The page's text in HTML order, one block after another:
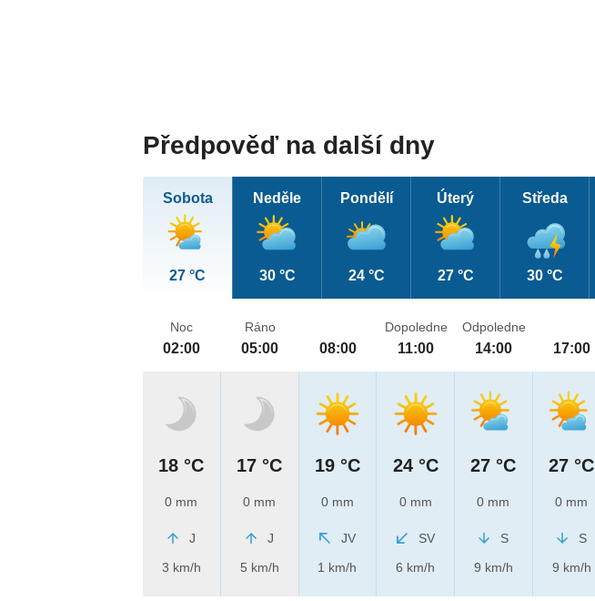
Předpověď na další dny
Sobota
27 °C
Neděle
30 °C
Pondělí
24 °C
Úterý
27 °C
Středa
30 °C
Noc
02:00
18 °C
0 mm
J
3 km/h
Ráno
05:00
17 °C
0 mm
J
5 km/h
08:00
19 °C
0 mm
JV
1 km/h
Dopoledne
11:00
24 °C
0 mm
SV
6 km/h
Odpoledne
14:00
27 °C
0 mm
S
9 km/h
17:00
27 °C
0 mm
S
9 km/h